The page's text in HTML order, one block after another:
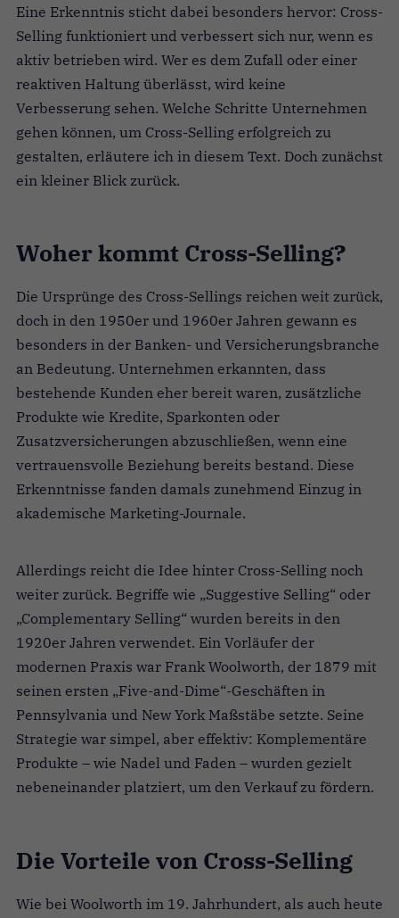
Eine Erkenntnis sticht dabei besonders hervor: Cross-
Selling funktioniert und verbessert sich nur, wenn es
aktiv betrieben wird. Wer es dem Zufall oder einer
reaktiven Haltung überlässt, wird keine
Verbesserung sehen. Welche Schritte Unternehmen
gehen können, um Cross-Selling erfolgreich zu
gestalten, erläutere ich in diesem Text. Doch zunächst
ein kleiner Blick zurück.
Woher kommt Cross-Selling?
Die Ursprünge des Cross-Sellings reichen weit zurück,
doch in den 1950er und 1960er Jahren gewann es
besonders in der Banken- und Versicherungsbranche
an Bedeutung. Unternehmen erkannten, dass
bestehende Kunden eher bereit waren, zusätzliche
Produkte wie Kredite, Sparkonten oder
Zusatzversicherungen abzuschließen, wenn eine
vertrauensvolle Beziehung bereits bestand. Diese
Erkenntnisse fanden damals zunehmend Einzug in
akademische Marketing-Journale.
Allerdings reicht die Idee hinter Cross-Selling noch
weiter zurück. Begriffe wie „Suggestive Selling“ oder
„Complementary Selling“ wurden bereits in den
1920er Jahren verwendet. Ein Vorläufer der
modernen Praxis war Frank Woolworth, der 1879 mit
seinen ersten „Five-and-Dime“-Geschäften in
Pennsylvania und New York Maßstäbe setzte. Seine
Strategie war simpel, aber effektiv: Komplementäre
Produkte – wie Nadel und Faden – wurden gezielt
nebeneinander platziert, um den Verkauf zu fördern.
Die Vorteile von Cross-Selling
Wie bei Woolworth im 19. Jahrhundert, als auch heute